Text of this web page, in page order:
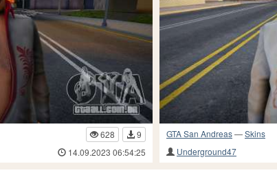
628
9
14.09.2023 06:54:25
GTA San Andreas—Skins
Underground47